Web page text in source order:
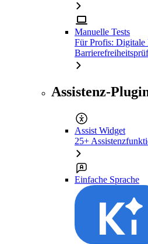
Manuelle Tests
Für Profis: Digitale
Assistenz-
Assist Widget
25+
Einfache Sprache